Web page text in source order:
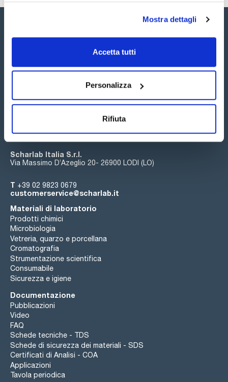
Mostra dettagli
Accetta tutti
Personalizza
Rifiuta
Seguici:
Iscriviti alla Newsletter
Scharlab Italia S.r.l.
Via Massimo D’Azeglio 20- 26900 LODI (LO)
T +39 02 9823 0679
customerservice@scharlab.it
Materiali di laboratorio
Prodotti chimici
Microbiologia
Vetreria, quarzo e porcellana
Cromatografia
Strumentazione scientifica
Consumabile
Sicurezza e igiene
Documentazione
Pubblicazioni
Video
FAQ
Schede tecniche - TDS
Schede di sicurezza dei materiali - SDS
Certificati di Analisi - COA
Applicazioni
Tavola periodica